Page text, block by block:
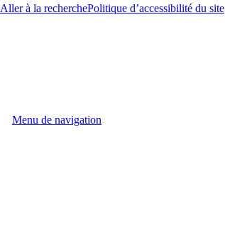
Aller à la recherchePolitique d’accessibilité du site
Menu de navigation